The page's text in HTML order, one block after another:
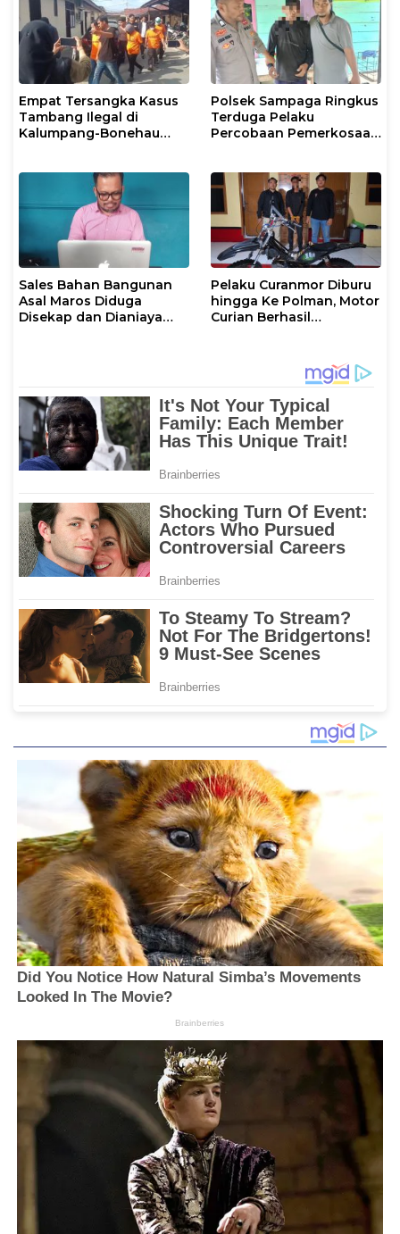
Empat Tersangka Kasus
Tambang Ilegal di
Kalumpang-Bonehau
Polsek Sampaga Ringkus
Terduga Pelaku
Percobaan Pemerkosaan
Sales Bahan Bangunan
Asal Maros Diduga
Disekap dan Dianiaya
Pelaku Curanmor Diburu
hingga Ke Polman, Motor
Curian Berhasil